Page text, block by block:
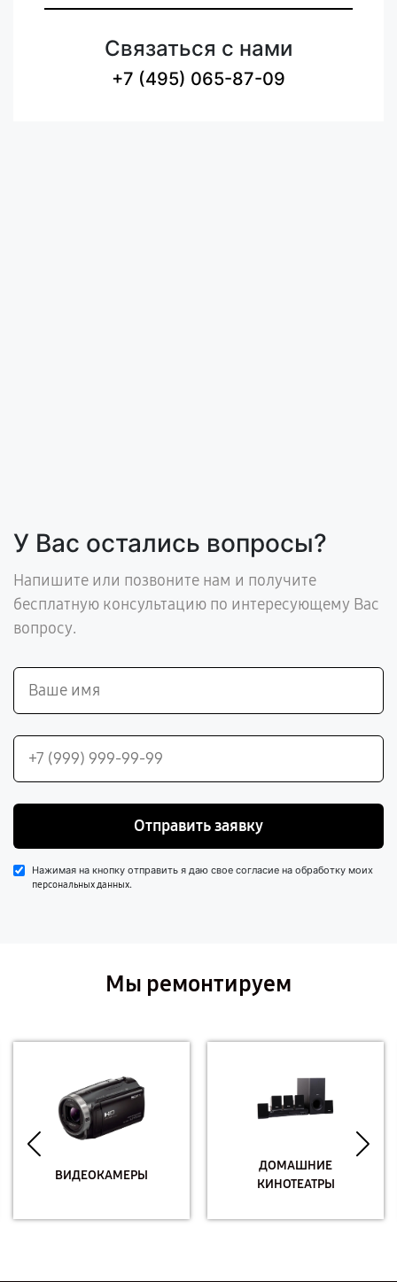
Связаться с нами
+7 (495) 065-87-09
У Вас остались вопросы?
Напишите или позвоните нам и получите
бесплатную консультацию по интересующему Вас
вопросу.
Отправить заявку
Нажимая на кнопку отправить я даю свое согласие на обработку моих
персональных данных.
Мы ремонтируем
ВИДЕОКАМЕРЫ
ДОМАШНИЕ
КИНОТЕАТРЫ